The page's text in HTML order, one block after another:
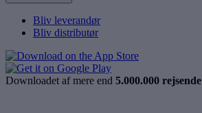
Bliv leverandør
Bliv distributør
Downloadet af mere end 5.000.000 rejsende